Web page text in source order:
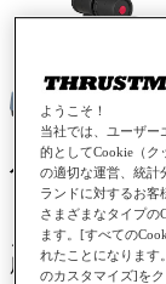
ゲーム機:Xbox
この記事では、
用するために従
ようこそ！
当社では、ユーザー
的としてCookie（ク
の適切な運営、統計
ランドに対するお客
さまざまなタイプの
ます。[すべての
れたことになります
のカスタマイズ]を